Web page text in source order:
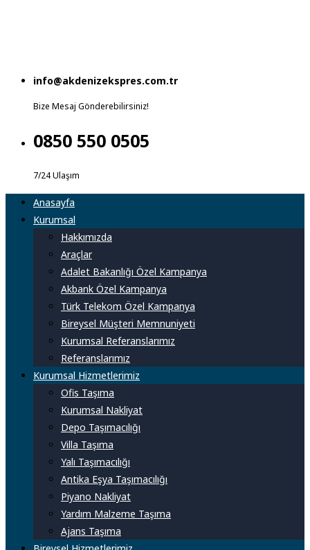
info@akdenizekspres.com.tr
Bize Mesaj Gönderebilirsiniz!
0850 550 0505
7/24 Ulaşım
Anasayfa
Kurumsal
Hakkımızda
Araçlar
Adalet Bakanlığı Özel Kampanya
Akbank Özel Kampanya
Türk Telekom Özel Kampanya
Bireysel Müşteri Memnuniyeti
Kurumsal Referanslarımız
Referanslarımız
Kurumsal Hizmetlerimiz
Ofis Taşıma
Kurumsal Nakliyat
Depo Taşımacılığı
Villa Taşıma
Yalı Taşımacılığı
Antika Eşya Taşımacılığı
Piyano Nakliyat
Yardım Malzeme Taşıma
Ajans Taşıma